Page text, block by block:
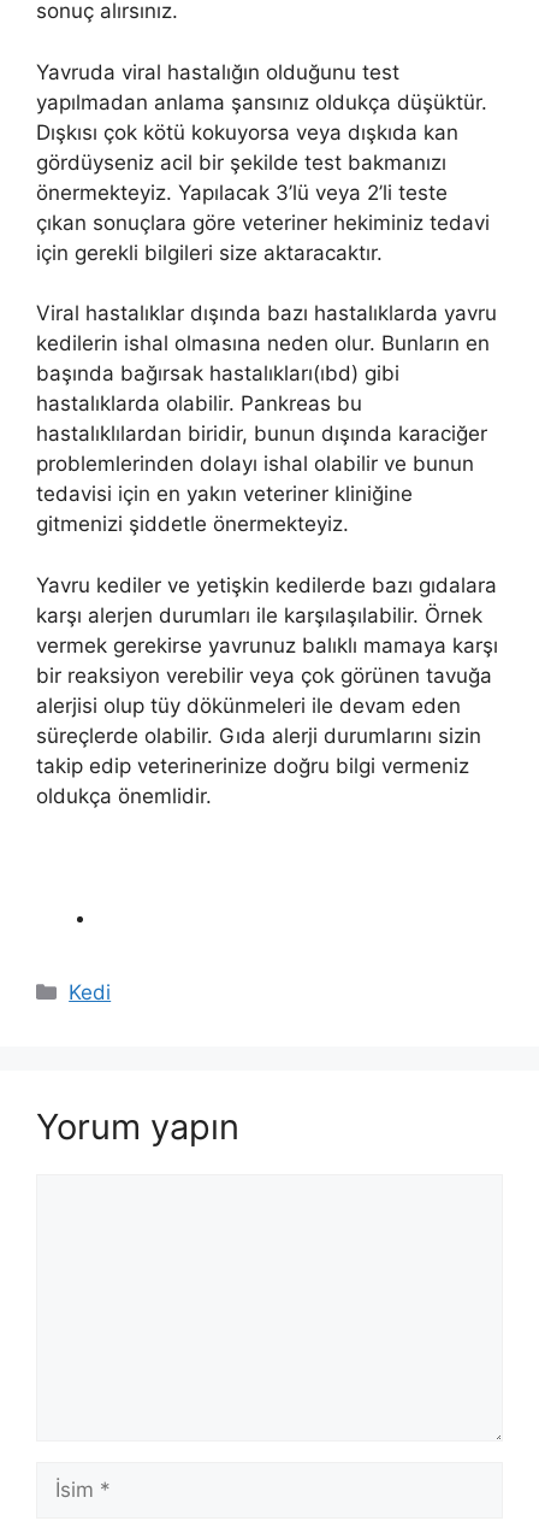
sonuç alırsınız.
Yavruda viral hastalığın olduğunu test
yapılmadan anlama şansınız oldukça düşüktür.
Dışkısı çok kötü kokuyorsa veya dışkıda kan
gördüyseniz acil bir şekilde test bakmanızı
önermekteyiz. Yapılacak 3’lü veya 2’li teste
çıkan sonuçlara göre veteriner hekiminiz tedavi
için gerekli bilgileri size aktaracaktır.
Viral hastalıklar dışında bazı hastalıklarda yavru
kedilerin ishal olmasına neden olur. Bunların en
başında bağırsak hastalıkları(ıbd) gibi
hastalıklarda olabilir. Pankreas bu
hastalıklılardan biridir, bunun dışında karaciğer
problemlerinden dolayı ishal olabilir ve bunun
tedavisi için en yakın veteriner kliniğine
gitmenizi şiddetle önermekteyiz.
Yavru kediler ve yetişkin kedilerde bazı gıdalara
karşı alerjen durumları ile karşılaşılabilir. Örnek
vermek gerekirse yavrunuz balıklı mamaya karşı
bir reaksiyon verebilir veya çok görünen tavuğa
alerjisi olup tüy dökünmeleri ile devam eden
süreçlerde olabilir. Gıda alerji durumlarını sizin
takip edip veterinerinize doğru bilgi vermeniz
oldukça önemlidir.
Kategoriler
Kedi
Yorum yapın
İsim